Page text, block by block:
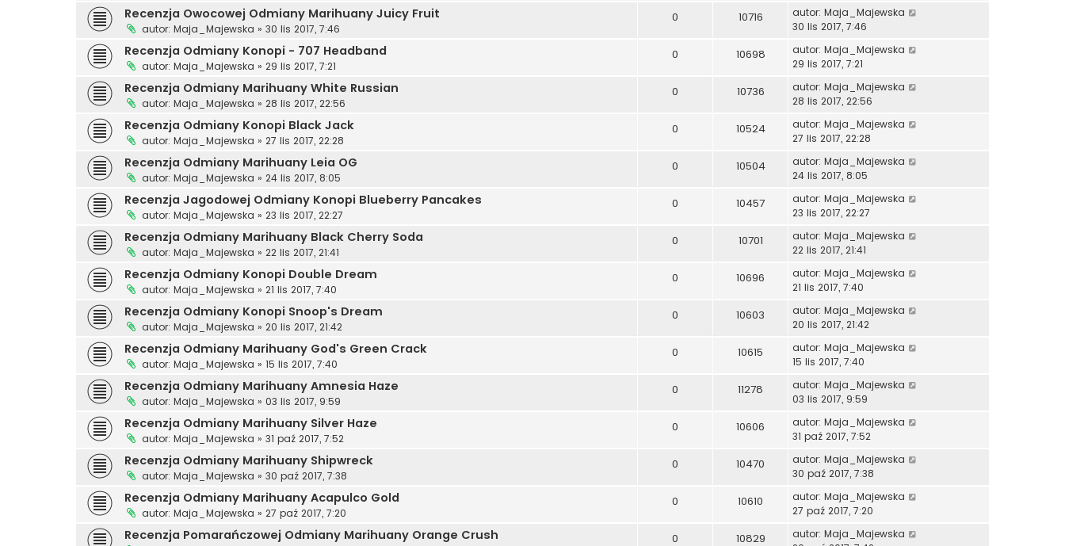
Recenzja Owocowej Odmiany Marihuany Juicy Fruit
autor: Maja_Majewska » 30 lis 2017, 7:46
0 10716 autor: Maja_Majewska
30 lis 2017, 7:46
Recenzja Odmiany Konopi - 707 Headband
autor: Maja_Majewska » 29 lis 2017, 7:21
0 10698 autor: Maja_Majewska
29 lis 2017, 7:21
Recenzja Odmiany Marihuany White Russian
autor: Maja_Majewska » 28 lis 2017, 22:56
0 10736 autor: Maja_Majewska
28 lis 2017, 22:56
Recenzja Odmiany Konopi Black Jack
autor: Maja_Majewska » 27 lis 2017, 22:28
0 10524 autor: Maja_Majewska
27 lis 2017, 22:28
Recenzja Odmiany Marihuany Leia OG
autor: Maja_Majewska » 24 lis 2017, 8:05
0 10504 autor: Maja_Majewska
24 lis 2017, 8:05
Recenzja Jagodowej Odmiany Konopi Blueberry Pancakes
autor: Maja_Majewska » 23 lis 2017, 22:27
0 10457 autor: Maja_Majewska
23 lis 2017, 22:27
Recenzja Odmiany Marihuany Black Cherry Soda
autor: Maja_Majewska » 22 lis 2017, 21:41
0 10701 autor: Maja_Majewska
22 lis 2017, 21:41
Recenzja Odmiany Konopi Double Dream
autor: Maja_Majewska » 21 lis 2017, 7:40
0 10696 autor: Maja_Majewska
21 lis 2017, 7:40
Recenzja Odmiany Konopi Snoop's Dream
autor: Maja_Majewska » 20 lis 2017, 21:42
0 10603 autor: Maja_Majewska
20 lis 2017, 21:42
Recenzja Odmiany Marihuany God's Green Crack
autor: Maja_Majewska » 15 lis 2017, 7:40
0 10615 autor: Maja_Majewska
15 lis 2017, 7:40
Recenzja Odmiany Marihuany Amnesia Haze
autor: Maja_Majewska » 03 lis 2017, 9:59
0 11278 autor: Maja_Majewska
03 lis 2017, 9:59
Recenzja Odmiany Marihuany Silver Haze
autor: Maja_Majewska » 31 paź 2017, 7:52
0 10606 autor: Maja_Majewska
31 paź 2017, 7:52
Recenzja Odmiany Marihuany Shipwreck
autor: Maja_Majewska » 30 paź 2017, 7:38
0 10470 autor: Maja_Majewska
30 paź 2017, 7:38
Recenzja Odmiany Marihuany Acapulco Gold
autor: Maja_Majewska » 27 paź 2017, 7:20
0 10610 autor: Maja_Majewska
27 paź 2017, 7:20
Recenzja Pomarańczowej Odmiany Marihuany Orange Crush 0 10829 autor: Maja_Majewska